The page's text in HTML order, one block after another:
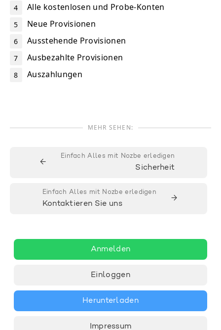
Alle kostenlosen und Probe-Konten
Neue Provisionen
Ausstehende Provisionen
Ausbezahlte Provisionen
Auszahlungen
MEHR SEHEN:
←
Einfach Alles mit Nozbe erledigen
Sicherheit
Einfach Alles mit Nozbe erledigen
Kontaktieren Sie uns
→
Anmelden
Einloggen
Herunterladen
Impressum